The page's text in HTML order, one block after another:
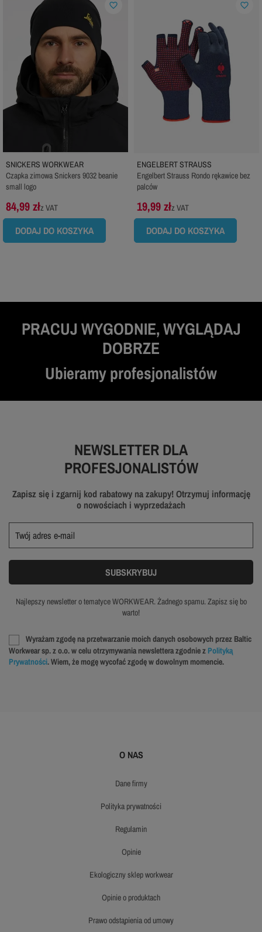
SNICKERS WORKWEAR
Czapka zimowa Snickers 9032 beanie
small logo
84,99 złz VAT
DODAJ DO KOSZYKA
favorite_border
ENGELBERT STRAUSS
Engelbert Strauss Rondo rękawice bez
palców
19,99 złz VAT
DODAJ DO KOSZYKA
favorite_border
PRACUJ WYGODNIE, WYGLĄDAJ
DOBRZE
Ubieramy profesjonalistów
NEWSLETTER DLA
PROFESJONALISTÓW
Zapisz się i zgarnij kod rabatowy na zakupy! Otrzymuj informację
o nowościach i wyprzedażach
Najlepszy newsletter o tematyce WORKWEAR. Żadnego spamu. Zapisz się bo
warto!
Wyrażam zgodę na przetwarzanie moich danych osobowych przez Baltic
Workwear sp. z o.o. w celu otrzymywania newslettera zgodnie z Polityką
Prywatności. Wiem, że mogę wycofać zgodę w dowolnym momencie.
O NAS
dane firmy
polityka prywatności
regulamin
opinie
ekologiczny sklep workwear
opinie o produktach
prawo odstąpienia od umowy